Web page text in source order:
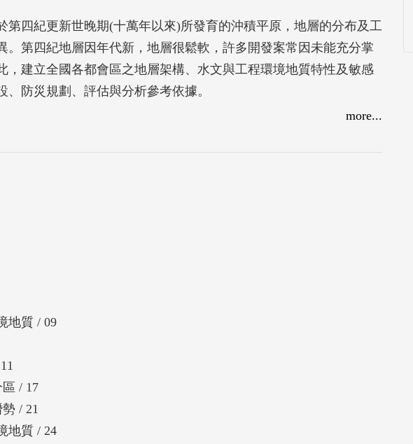
第四紀更新世晚期(十萬年以來)所發育的沖積平原，地層的分布及工
。第四紀地層因年代新，地層很鬆軟，許多開發案常因未能充分掌
，建立全國各都會區之地層架構、水文與工程環境地質特性及敏感
防災規劃、評估與分析參考依據。
more...
地質 / 09
/ 17
/ 21
地質 / 24